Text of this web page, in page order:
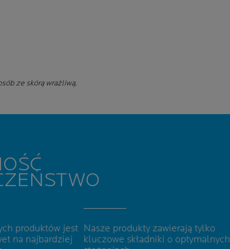
ze skórą wrażliwą,
produktów jest
na najbardziej
Nasze produkty zawierają tylko
kluczowe składniki o optymalnych